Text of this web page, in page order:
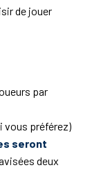
de jouer
par
vous préférez)
seront
deux